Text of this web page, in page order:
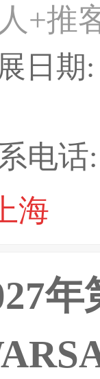
+推
日地
：
上
汇
，
日期
电话
海